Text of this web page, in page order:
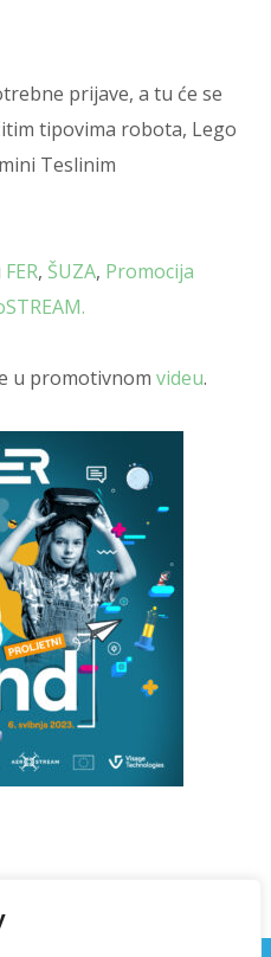
prijave, a tu će se
tipovima robota, Lego
Teslinim
FER, ŠUZA, Promocija
u promotivnom videu.